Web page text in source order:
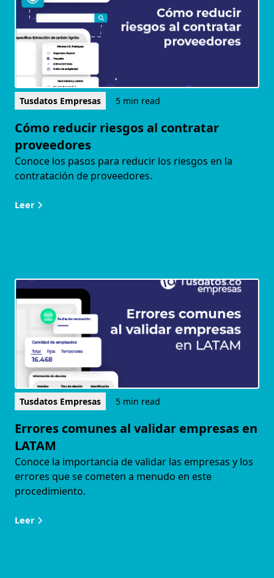
Tusdatos Empresas 5 min read
Cómo reducir riesgos al contratar
proveedores
Conoce los pasos para reducir los riesgos en la
contratación de proveedores.
Leer
Tusdatos Empresas 5 min read
Errores comunes al validar empresas en
LATAM
Conoce la importancia de validar las empresas y los
errores que se cometen a menudo en este
procedimiento.
Leer